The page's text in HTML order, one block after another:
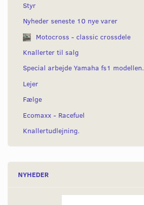
Styr
Nyheder seneste 10 nye varer
Motocross - classic crossdele
Knallerter til salg
Special arbejde Yamaha fs1 modellen.
Lejer
Fælge
Ecomaxx - Racefuel
Knallertudlejning.
NYHEDER